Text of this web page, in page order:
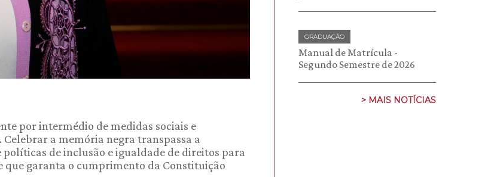
por intermédio de medidas sociais e
a memória negra transpassa a
de inclusão e igualdade de direitos para
garanta o cumprimento da Constituição
GRADUAÇÃO
Manual de Matrícula -
Segundo Semestre de 2026
> MAIS NOTÍCIAS